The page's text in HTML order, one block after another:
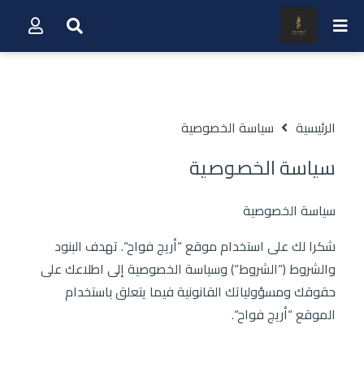
الرئيسية سياسة الخصوصية
سياسة الخصوصية
سياسة الخصوصية
شكرا لك على استخدام موقع “أريج فواح“. تهدف البنود
والشروط (“الشروط“) وسياسة الخصوصية إلى اطلاعك على
حقوقك ومسؤولياتك القانونية فيما يتعلق باستخدام
الموقع “أريج فواح“.